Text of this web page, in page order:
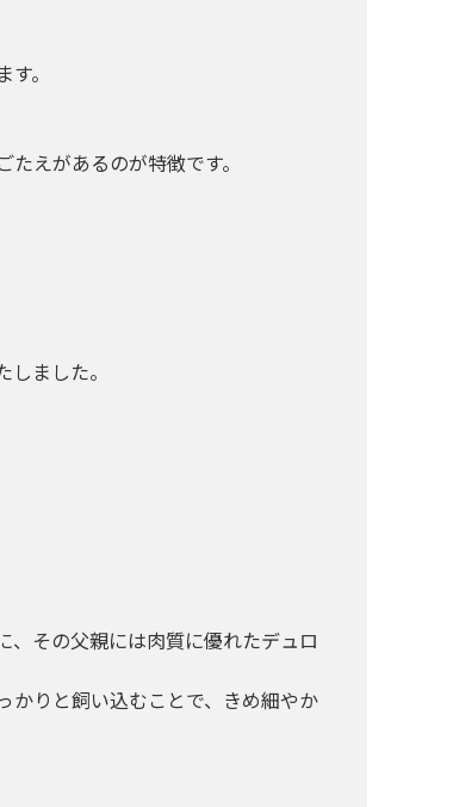
。
えがあるのが特徴です。
ました。
、その父親には肉質に優れたデュロ
かりと飼い込むことで、きめ細やか